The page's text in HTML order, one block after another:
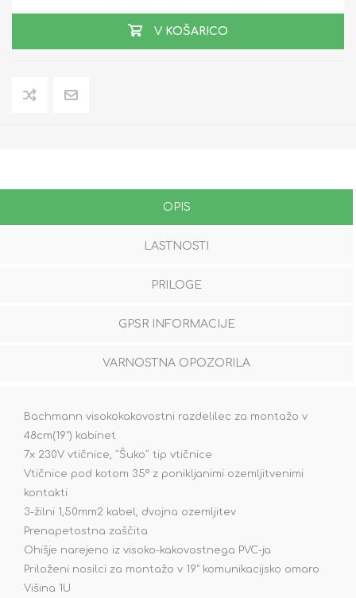
V KOŠARICO
OPIS
LASTNOSTI
PRILOGE
GPSR INFORMACIJE
VARNOSTNA OPOZORILA
Bachmann visokokakovostni razdelilec za montažo v
48cm(19") kabinet
7x 230V vtičnice, ˝Šuko˝ tip vtičnice
Vtičnice pod kotom 35° z ponikljanimi ozemljitvenimi
kontakti
3-žilni 1,50mm2 kabel, dvojna ozemljitev
Prenapetostna zaščita
Ohišje narejeno iz visoko-kakovostnega PVC-ja
Priloženi nosilci za montažo v 19" komunikacijsko omaro
Višina 1U